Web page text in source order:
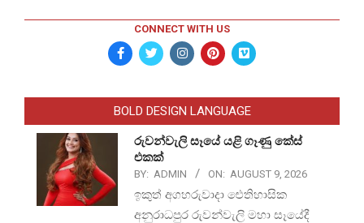
CONNECT WITH US
BOLD DESIGN LANGUAGE
රුවන්වැලි සෑයේ යළි ගෑණු කේස්
එකක්
BY: ADMIN ON: AUGUST 9, 2026
ඉකුත් අගහරුවාදා ඓතිහාසික
අනුරාධපුර රුවන්වැලි මහා සෑයේදී